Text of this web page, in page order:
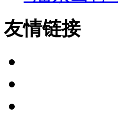
友情链接